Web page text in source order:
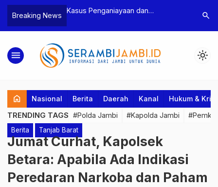
Breaking News
Bea Cukai
Pelaku beserta
dan 146 Gram
Kasus Penganiayaan dan
Tebo Tetapkan Dua Tersangka
Polres
Dua
search
menu light_mode
home Nasional Berita Daerah Kanal Hukum &
TRENDING TAGS #Polda Jambi #Kapolda Jambi
Berita Tanjab Barat
Jumat Curhat, Kapolsek
Betara: Apabila Ada Indikasi
Peredaran Narkoba dan Paham